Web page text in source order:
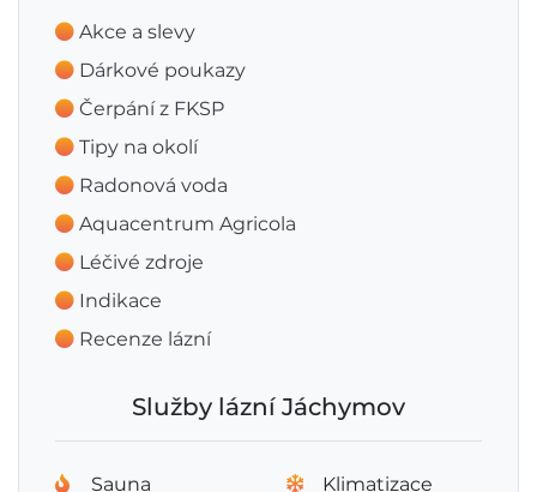
Akce a slevy
Dárkové poukazy
Čerpání z FKSP
Tipy na okolí
Radonová voda
Aquacentrum Agricola
Léčivé zdroje
Indikace
Recenze lázní
Služby lázní Jáchymov
Sauna
Klimatizace